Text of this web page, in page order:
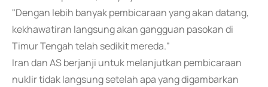
"Dengan lebih banyak pembicaraan yang akan datang,
kekhawatiran langsung akan gangguan pasokan di
Timur Tengah telah sedikit mereda."
Iran dan AS berjanji untuk melanjutkan pembicaraan
nuklir tidak langsung setelah apa yang digambarkan